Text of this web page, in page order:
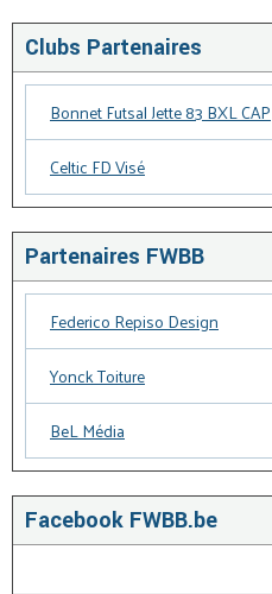
Clubs Partenaires
Bonnet Futsal Jette 83 BXL CAP
Celtic FD Visé
Partenaires FWBB
Federico Repiso Design
Yonck Toiture
BeL Média
Facebook FWBB.be